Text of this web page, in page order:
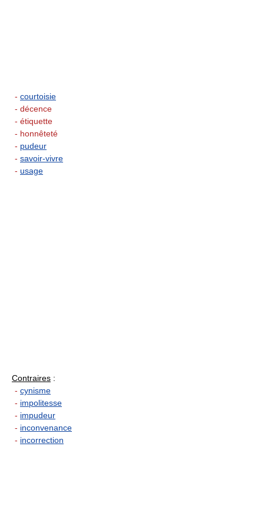
- courtoisie
- décence
- étiquette
- honnêteté
- pudeur
- savoir-vivre
- usage
Contraires :
- cynisme
- impolitesse
- impudeur
- inconvenance
- incorrection